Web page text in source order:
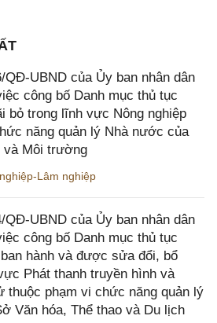
QĐ-UBND của Ủy ban nhân dân
công bố Danh mục thủ tục
bỏ trong lĩnh vực Nông nghiệp
năng quản lý Nhà nước của
và Môi trường
Lâm nghiệp
QĐ-UBND của Ủy ban nhân dân
công bố Danh mục thủ tục
hành và được sửa đổi, bổ
Phát thanh truyền hình và
thuộc phạm vi chức năng quản lý
Văn hóa, Thể thao và Du lịch